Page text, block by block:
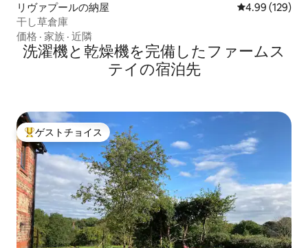
リヴァプールの納屋 レビュー129
4.99 (129)
干し草倉庫
価格 · 家族 · 近隣
洗濯機と乾燥機を完備したファームス
テイの宿泊先
大好評のゲストチョイスです。
ゲストチョイス